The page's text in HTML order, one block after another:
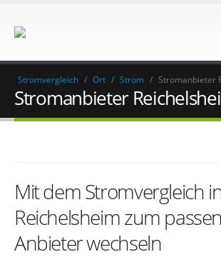
Stromvergleich / Ort / Strom / Stromanbieter
Stromanbieter
Mit dem Stromvergleich
Reichelsheim zum
Anbieter wechseln